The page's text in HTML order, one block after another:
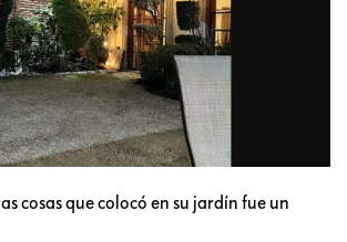
cosas que colocó en su jardín fue un